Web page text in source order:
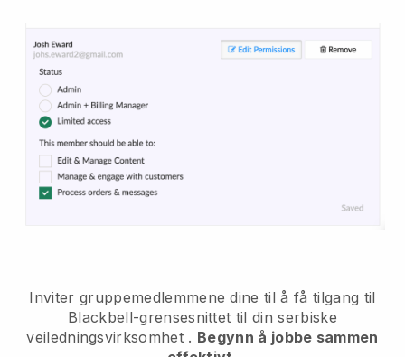
Inviter gruppemedlemmene dine til å få tilgang til
Blackbell-grensesnittet til din serbiske
veiledningsvirksomhet . Begynn å jobbe sammen